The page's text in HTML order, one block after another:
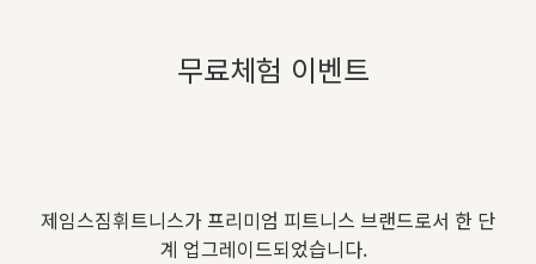
무료체험 이벤트
제임스짐휘트니스가 프리미엄 피트니스 브랜드로서 한 단
계 업그레이드되었습니다.